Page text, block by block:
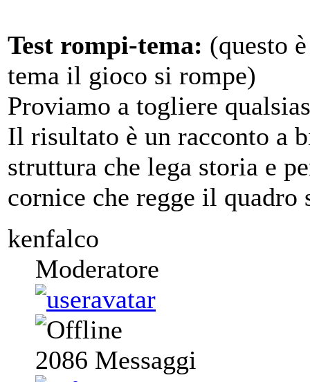
Test rompi-tema: (questo
tema il gioco si rompe)
Proviamo a togliere
Il risultato è un racconto a
struttura che lega storia e
cornice che regge il quadro
kenfalco
Moderatore
2086 Messaggi